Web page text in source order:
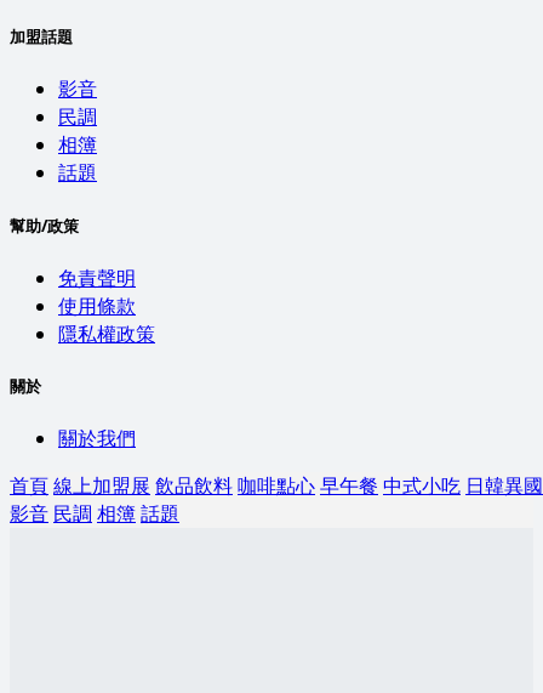
加盟話題
影音
民調
相簿
話題
幫助/政策
免責聲明
使用條款
隱私權政策
關於
關於我們
首頁線上加盟展 飲品飲料咖啡點心早午餐 中式小吃 日韓異國
影音 民調 相簿話題